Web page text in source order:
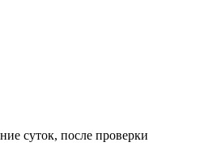
суток, после проверки